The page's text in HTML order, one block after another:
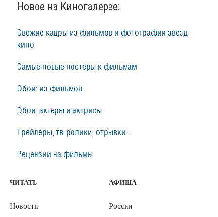
Новое на Киногалерее:
Свежие кадры из фильмов и фотографии звезд
кино
Самые новые постеры к фильмам
Обои: из фильмов
Обои: актеры и актрисы
Трейлеры, тв-ролики, отрывки...
Рецензии на фильмы
ЧИТАТЬ
Новости
АФИША
России